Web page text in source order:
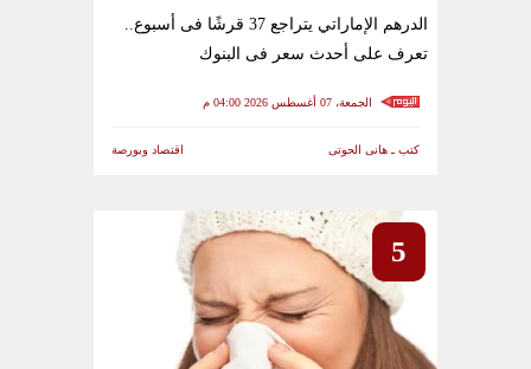
الدرهم الإماراتي يتراجع 37 قرشًا فى أسبوع..
تعرف على أحدث سعر فى البنوك
الجمعة، 07 أغسطس 2026 04:00 م
كتب ـ هانى الحوتى اقتصاد وبورصة
5